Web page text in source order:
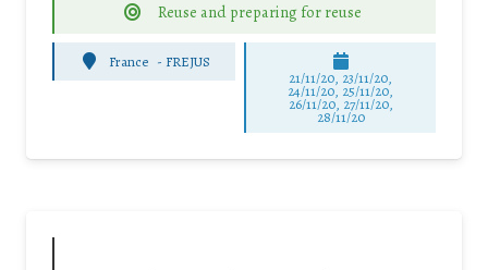
Reuse and preparing for reuse
France - FREJUS
21/11/20, 23/11/20,
24/11/20, 25/11/20,
26/11/20, 27/11/20,
28/11/20